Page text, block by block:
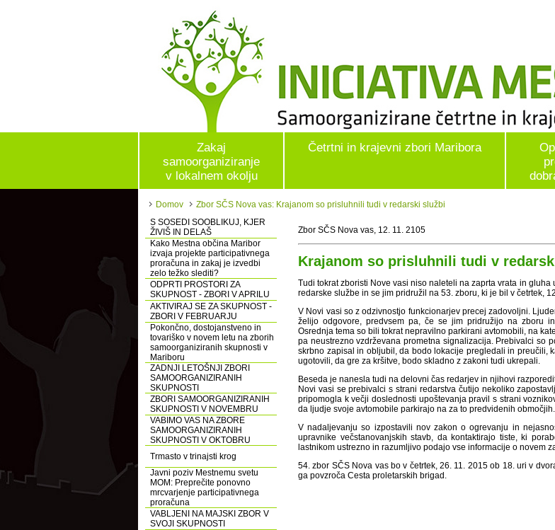
Zakaj
samoorganiziranje
v lokalnem okolju
Četrtni in krajevni zbori Maribora
Domov
Zbor SČS Nova vas: Krajanom so prisluhnili tudi v redarski službi
S SOSEDI SOOBLIKUJ, KJER
ŽIVIŠ IN DELAŠ
Kako Mestna občina Maribor
izvaja projekte participativnega
proračuna in zakaj je izvedbi
zelo težko slediti?
ODPRTI PROSTORI ZA
SKUPNOST - ZBORI V APRILU
AKTIVIRAJ SE ZA SKUPNOST -
ZBORI V FEBRUARJU
Pokončno, dostojanstveno in
tovariško v novem letu na zborih
samoorganiziranih skupnosti v
Mariboru
ZADNJI LETOŠNJI ZBORI
SAMOORGANIZIRANIH
SKUPNOSTI
ZBORI SAMOORGANIZIRANIH
SKUPNOSTI V NOVEMBRU
VABIMO VAS NA ZBORE
SAMOORGANIZIRANIH
SKUPNOSTI V OKTOBRU
Trmasto v trinajsti krog
Javni poziv Mestnemu svetu
MOM: Preprečite ponovno
mrcvarjenje participativnega
proračuna
VABLJENI NA MAJSKI ZBOR V
SVOJI SKUPNOSTI
Zbor SČS Nova vas, 12. 11. 2105
Krajanom so prisluhnili tudi v
Tudi tokrat zboristi Nove vasi niso naleteli na zaprta vrata in
redarske službe in se jim pridružil na 53. zboru, ki je bil v četrtek,
V Novi vasi so z odzivnostjo funkcionarjev precej zadovoljni.
želijo odgovore, predvsem pa, če se jim pridružijo na zboru
Osrednja tema so bili tokrat nepravilno parkirani avtomobili, na
pa neustrezno vzdrževana prometna signalizacija. Prebivalci so
skrbno zapisal in obljubil, da bodo lokacije pregledali in preučili,
ugotovili, da gre za kršitve, bodo skladno z zakoni tudi ukrepali.
Beseda je nanesla tudi na delovni čas redarjev in njihovi
Novi vasi se prebivalci s strani redarstva čutijo nekoliko
pripomogla k večji doslednosti upoštevanja pravil s strani
da ljudje svoje avtomobile parkirajo na za to predvidenih območjih.
V nadaljevanju so izpostavili nov zakon o ogrevanju in
upravnike večstanovanjskih stavb, da kontaktirajo tiste, ki
lastnikom ustrezno in razumljivo podajo vse informacije o novem
54. zbor SČS Nova vas bo v četrtek, 26. 11. 2015 ob 18. uri v
ga povzroča Cesta proletarskih brigad.